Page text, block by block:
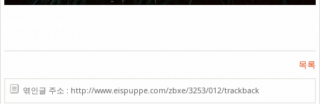
목록
엮인글 주소 : http://www.eispuppe.com/zbxe/3253/012/trackback